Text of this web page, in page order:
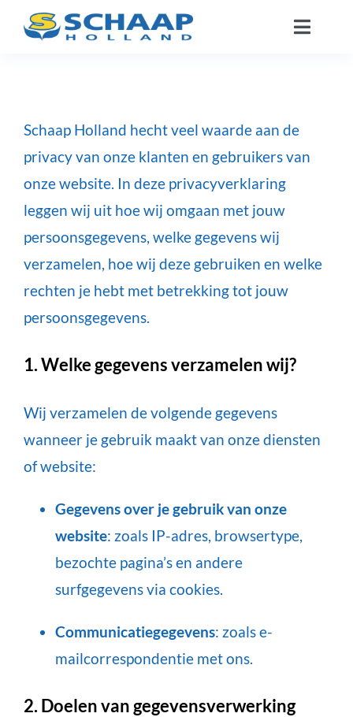
naar
Toggle
Catalogus
Schaap Holland hecht veel waarde aan de
privacy van onze klanten en gebruikers van
onze website. In deze privacyverklaring
leggen wij uit hoe wij omgaan met jouw
persoonsgegevens, welke gegevens wij
verzamelen, hoe wij deze gebruiken en welke
rechten je hebt met betrekking tot jouw
persoonsgegevens.
1. Welke gegevens verzamelen wij?
Wij verzamelen de volgende gegevens
wanneer je gebruik maakt van onze diensten
of website:
Gegevens over je gebruik van onze
website: zoals IP-adres, browsertype,
bezochte pagina’s en andere
surfgegevens via cookies.
Communicatiegegevens: zoals e-
mailcorrespondentie met ons.
2. Doelen van gegevensverwerking